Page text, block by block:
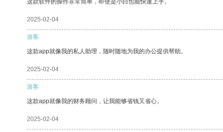
这款软件的操作非常简单，即使是小白也能快速上手。
2025-02-04
游客
这款app就像我的私人助理，随时随地为我的办公提供帮助。
2025-02-04
游客
这款app就像我的财务顾问，让我能够省钱又省心。
2025-02-04